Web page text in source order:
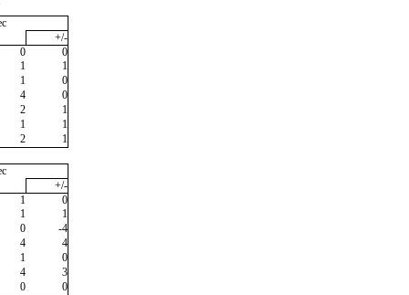
+/-
0
0
1
1
1
0
4
0
2
1
1
1
2
1
+/-
1
0
1
1
0
-4
4
4
1
0
4
3
0
0